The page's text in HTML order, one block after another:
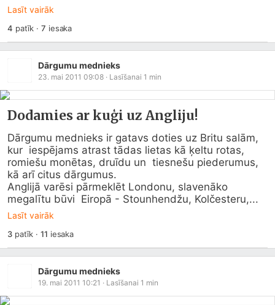
Lasīt vairāk
4 patīk ·7 iesaka
Dārgumu mednieks
23. mai 2011 09:08 · Lasīšanai 1 min
Dodamies ar kuģi uz Angliju!
Dārgumu mednieks ir gatavs doties uz Britu salām,
kur  iespējams atrast tādas lietas kā ķeltu rotas,
romiešu monētas, druīdu un  tiesnešu piederumus,
kā arī citus dārgumus.
Anglijā varēsi pārmeklēt Londonu, slavenāko
megalītu būvi  Eiropā - Stounhendžu, Kolčesteru,...
Lasīt vairāk
3patīk ·11 iesaka
Dārgumu mednieks
19. mai 2011 10:21 · Lasīšanai 1 min